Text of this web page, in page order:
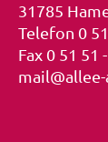
31785
Telefon 0
Fax 0 51 51